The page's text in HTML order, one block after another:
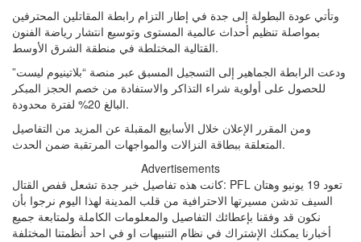
وتأتي عودة البطولة إلى جدة في إطار التزام رابطة المقاتلين المحترفين
بمواصلة تنظيم أحداث عالمية المستوى وتوسيع انتشار رياضة الفنون
القتالية المختلطة في منطقة الشرق الأوسط.
ودعت الرابطة الجماهير إلى التسجيل المسبق عبر منصة “بلاتينيوم ليست”
للحصول على أولوية شراء التذاكر والاستفادة من خصم الحجز المبكر
البالغ 20% لفترة محدودة.
ومن المقرر الإعلان خلال الأسابيع المقبلة عن المزيد من التفاصيل
المتعلقة ببطاقة النزالات والمواجهات المرتقبة ضمن الحدث.
Advertisements
كانت هذه تفاصيل خبر جدة تشعل قفص القتال: PFL تعود 19 يونيو وهتان
السيف تدشن مسيرتها الاحترافية من قلب المدينة لهذا اليوم نرجوا بأن
نكون قد وفقنا بإعطائك التفاصيل والمعلومات الكاملة ولمتابعة جميع
أخبارنا يمكنك الإشتراك في نظام التنبيهات او في احد أنظمتنا المختلفة